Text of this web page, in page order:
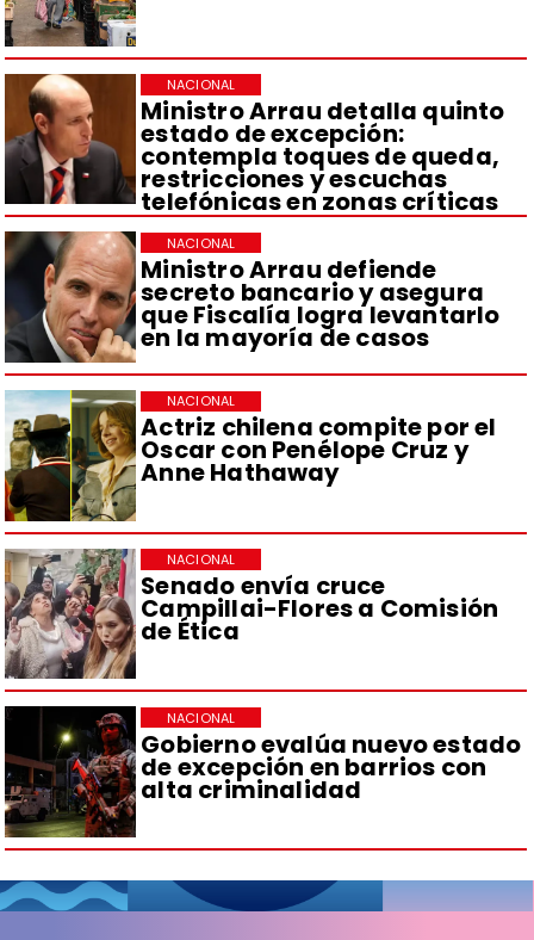
Ministro Arrau detalla quinto
estado de excepción:
contempla toques de queda,
restricciones y escuchas
telefónicas en zonas críticas
NACIONAL
Ministro Arrau defiende
secreto bancario y asegura
que Fiscalía logra levantarlo
en la mayoría de casos
NACIONAL
Actriz chilena compite por el
Oscar con Penélope Cruz y
Anne Hathaway
NACIONAL
Senado envía cruce
Campillai-Flores a Comisión
de Ética
NACIONAL
Gobierno evalúa nuevo estado
de excepción en barrios con
alta criminalidad
NACIONAL